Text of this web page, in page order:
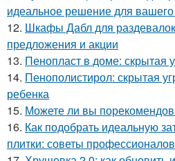
идеальное решение для
12. Шкафы Дабл для
предложения и акции
13. Пенопласт в доме: скрытая
14. Пенополистирол: скрытая
ребенка
15. Можете ли вы
16. Как подобрать идеальную
плитки: советы профессионалов